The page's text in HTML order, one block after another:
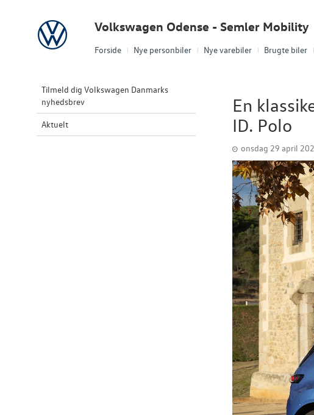
Forside Nye personbiler Nye varebiler Brugte biler
Volkswagen Volkswagen Odense - Semler Mobility
Tilmeld dig Volkswagen Danmarks
nyhedsbrev
Aktuelt
En
ID. Polo
onsdag 29 april